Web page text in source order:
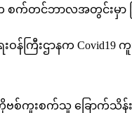
က်တင်ဘာလအတွင်းမှာ မ
ေးဝန်ကြီးဌာနက
ကူးစက်သူ ခြောက်သိန်း